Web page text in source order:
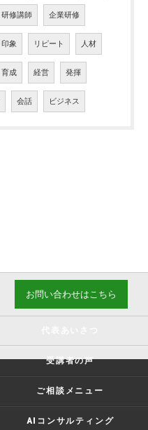
研修講師 企業研修
印象 リピート 人材
育成 経営 発揮
会話 ビジネス
お問い合わせはこちら
受講者の声
ご相談メニュー
AIコンサルティング